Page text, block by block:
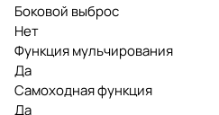
Боковой выброс
Нет
Функция мульчирования
Да
Самоходная функция
Да